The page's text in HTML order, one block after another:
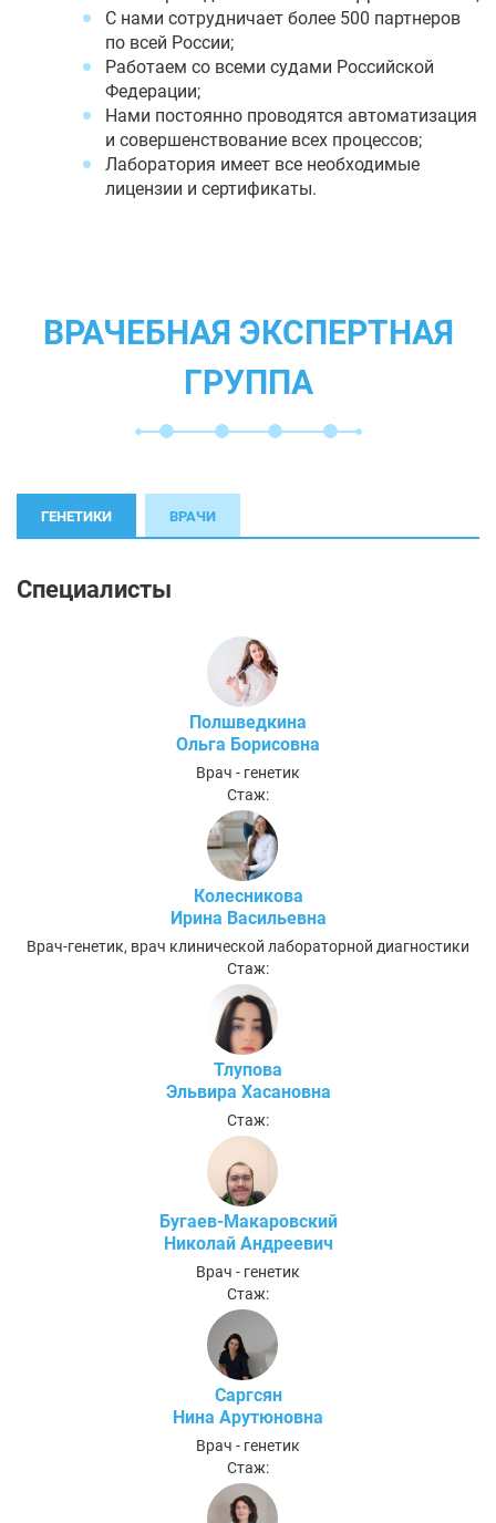
С нами сотрудничает более 500 партнеров
по всей России;
Работаем со всеми судами Российской
Федерации;
Нами постоянно проводятся автоматизация
и совершенствование всех процессов;
Лаборатория имеет все необходимые
лицензии и сертификаты.
ВРАЧЕБНАЯ ЭКСПЕРТНАЯ
ГРУППА
ГЕНЕТИКИ ВРАЧИ
Специалисты
Полшведкина
Ольга Борисовна
Врач - генетик
Стаж:
Колесникова
Ирина Васильевна
Врач-генетик, врач клинической лабораторной диагностики
Стаж:
Тлупова
Эльвира Хасановна
Стаж:
Бугаев-Макаровский
Николай Андреевич
Врач - генетик
Стаж:
Саргсян
Нина Арутюновна
Врач - генетик
Стаж: